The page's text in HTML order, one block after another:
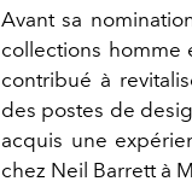
Avant sa
collections homme
contribué à
des postes de
acquis une
chez Neil Barrett à